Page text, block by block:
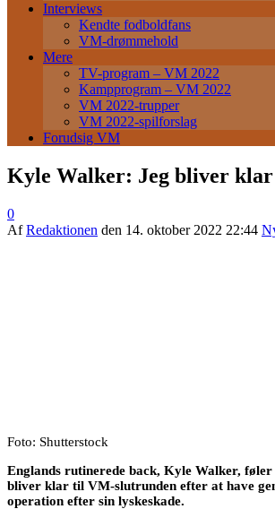
Interviews
Kendte fodboldfans
VM-drømmehold
Mere
TV-program – VM 2022
Kampprogram – VM 2022
VM 2022-trupper
VM 2022-spilforslag
Forudsig VM
Kyle Walker: Jeg bliver
0
AfRedaktionen den 14. oktober 2022 22:44
Foto: Shutterstock
Englands rutinerede back, Kyle Walker,
bliver klar til VM-slutrunden efter at have
operation efter sin lyskeskade.